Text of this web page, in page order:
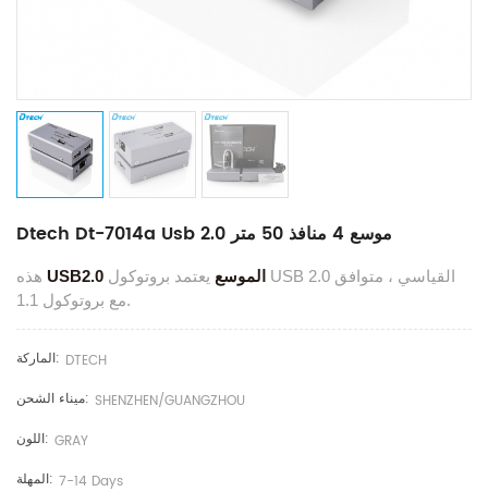
Dtech Dt-7014a Usb 2.0 موسع 4 منافذ 50 متر
هذه USB2.0 الموسع يعتمد بروتوكول USB 2.0 القياسي ، متوافق
مع بروتوكول 1.1.
الماركة: DTECH
ميناء الشحن: SHENZHEN/GUANGZHOU
اللون: GRAY
المهلة: 7-14 Days